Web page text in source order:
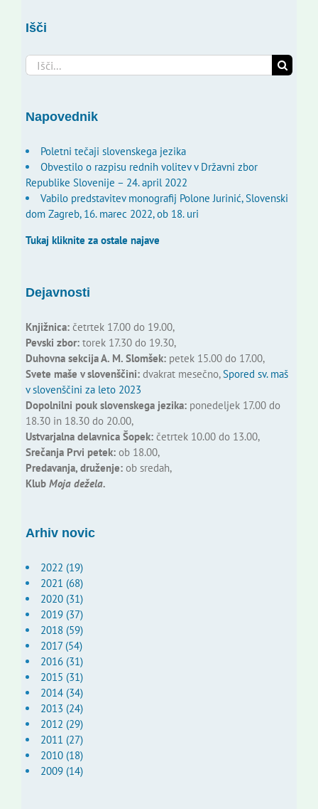
Išči
Search
for:
Napovednik
Poletni tečaji slovenskega jezika
Obvestilo o razpisu rednih volitev v Državni zbor
Republike Slovenije – 24. april 2022
Vabilo predstavitev monografij Polone Jurinić, Slovenski
dom Zagreb, 16. marec 2022, ob 18. uri
Tukaj kliknite za ostale najave
Dejavnosti
Knjižnica:četrtek 17.00 do 19.00,
Pevski zbor:torek 17.30 do 19.30,
Duhovna sekcija A. M. Slomšek:petek 15.00 do 17.00,
Svete maše v slovenščini:dvakrat mesečno,Spored sv. maš
v slovenščini za leto 2023
Dopolnilni pouk slovenskega jezika:ponedeljek 17.00 do
18.30 in 18.30 do 20.00,
Ustvarjalna delavnica Šopek:četrtek 10.00 do 13.00,
Srečanja Prvi petek:ob 18.00,
Predavanja, druženje:ob sredah,
Klub Moja dežela.
Arhiv novic
2022 (19)
2021 (68)
2020 (31)
2019 (37)
2018 (59)
2017 (54)
2016 (31)
2015 (31)
2014 (34)
2013 (24)
2012 (29)
2011 (27)
2010 (18)
2009 (14)